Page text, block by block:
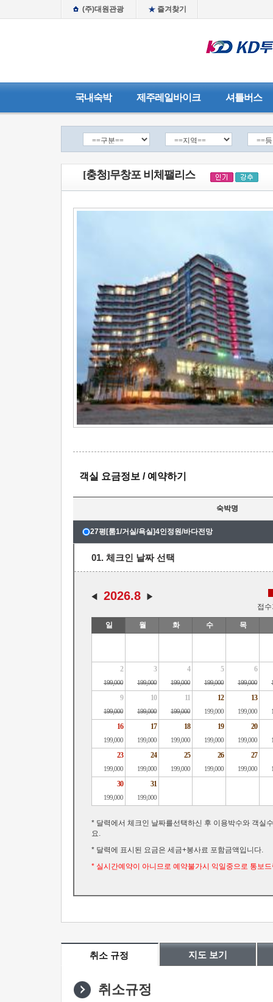
(주)대원관광 즐겨찾기
국내숙박 제주레일바이크 셔틀버스
[충청]무창포 비체팰리스
객실 요금정보 / 예약하기
숙박명
27평[룸1/거실/욕실]4인정원/바다전망
01. 체크인 날짜 선택
2026.8
접
일 월 화 수 목
2
199,000
3
199,000
4
199,000
5
199,000
6
199,000
9
199,000
10
199,000
11
199,000
12
199,000
13
199,000
16
199,000
17
199,000
18
199,000
19
199,000
20
199,000
23
199,000
24
199,000
25
199,000
26
199,000
27
199,000
30
199,000
31
199,000
* 달력에서 체크인 날짜를선택하신 후 이용박수와 객실
요.
* 달력에 표시된 요금은 세금+봉사료 포함금액입니다.
* 실시간예약이 아니므로 예약불가시 익일중으로 통보
취소 규정 지도 보기
취소규정